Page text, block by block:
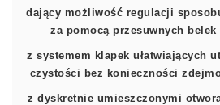
dający możliwość regulacji
za pomocą przesuwnych
z systemem klapek ułatwiających
czystości bez konieczności
z dyskretnie umieszczonymi